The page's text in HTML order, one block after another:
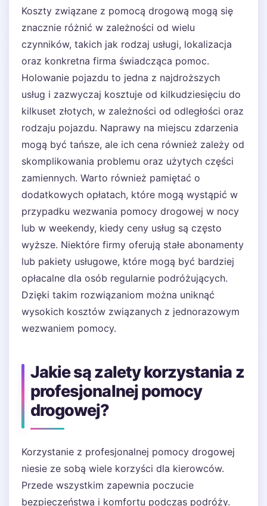
Koszty związane z pomocą drogową mogą się
znacznie różnić w zależności od wielu
czynników, takich jak rodzaj usługi, lokalizacja
oraz konkretna firma świadcząca pomoc.
Holowanie pojazdu to jedna z najdroższych
usług i zazwyczaj kosztuje od kilkudziesięciu do
kilkuset złotych, w zależności od odległości oraz
rodzaju pojazdu. Naprawy na miejscu zdarzenia
mogą być tańsze, ale ich cena również zależy od
skomplikowania problemu oraz użytych części
zamiennych. Warto również pamiętać o
dodatkowych opłatach, które mogą wystąpić w
przypadku wezwania pomocy drogowej w nocy
lub w weekendy, kiedy ceny usług są często
wyższe. Niektóre firmy oferują stałe abonamenty
lub pakiety usługowe, które mogą być bardziej
opłacalne dla osób regularnie podróżujących.
Dzięki takim rozwiązaniom można uniknąć
wysokich kosztów związanych z jednorazowym
wezwaniem pomocy.
Jakie są zalety korzystania z
profesjonalnej pomocy
drogowej?
Korzystanie z profesjonalnej pomocy drogowej
niesie ze sobą wiele korzyści dla kierowców.
Przede wszystkim zapewnia poczucie
bezpieczeństwa i komfortu podczas podróży.